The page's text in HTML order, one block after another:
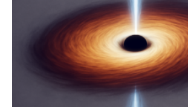
Wissenschaftsjournal Science
die Herleitung. (DOI: 10.1126/
Verbrennungsmotoren oder
Wärmekraftmaschinen: Sie wandeln
Energie in mechanische Bewegung um
ausgedrückt, Wärme in Bewegung. In
quantenmechanischen Experimenten ist